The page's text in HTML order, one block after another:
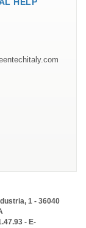
HELP
1 - 36040
- E-